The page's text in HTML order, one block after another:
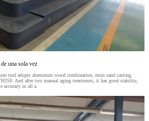
una sola vez
tool adopts aluminum wood combination, resin sand casting,
And after two manual aging treatments, it has good stability,
accuracy in all a